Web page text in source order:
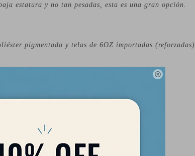

estatura y no tan pesadas, esta es una gran opción.
pigmentada y telas de 6OZ importadas (reforzadas).